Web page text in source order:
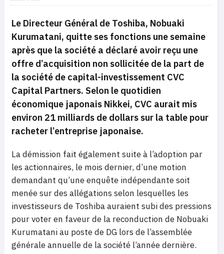
Le Directeur Général de Toshiba, Nobuaki
Kurumatani, quitte ses fonctions une semaine
après que la société a déclaré avoir reçu une
offre d’acquisition non sollicitée de la part de
la société de capital-investissement CVC
Capital Partners. Selon le quotidien
économique japonais Nikkei, CVC aurait mis
environ 21 milliards de dollars sur la table pour
racheter l’entreprise japonaise.
La démission fait également suite à l’adoption par
les actionnaires, le mois dernier, d’une motion
demandant qu’une enquête indépendante soit
menée sur des allégations selon lesquelles les
investisseurs de Toshiba auraient subi des pressions
pour voter en faveur de la reconduction de Nobuaki
Kurumatani au poste de DG lors de l’assemblée
générale annuelle de la société l’année dernière.